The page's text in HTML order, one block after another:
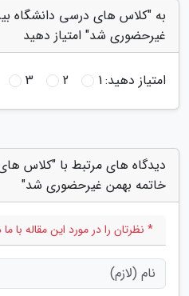
به "کلاس های درسی دانشگاه
غیرحضوری شد" امتیاز دهید
امتیاز دهید:1
2
3
دیدگاه های مرتبط با "کلاس
خاتمه بهمن غیرحضوری شد"
* نظرتان را در مورد این مقاله با